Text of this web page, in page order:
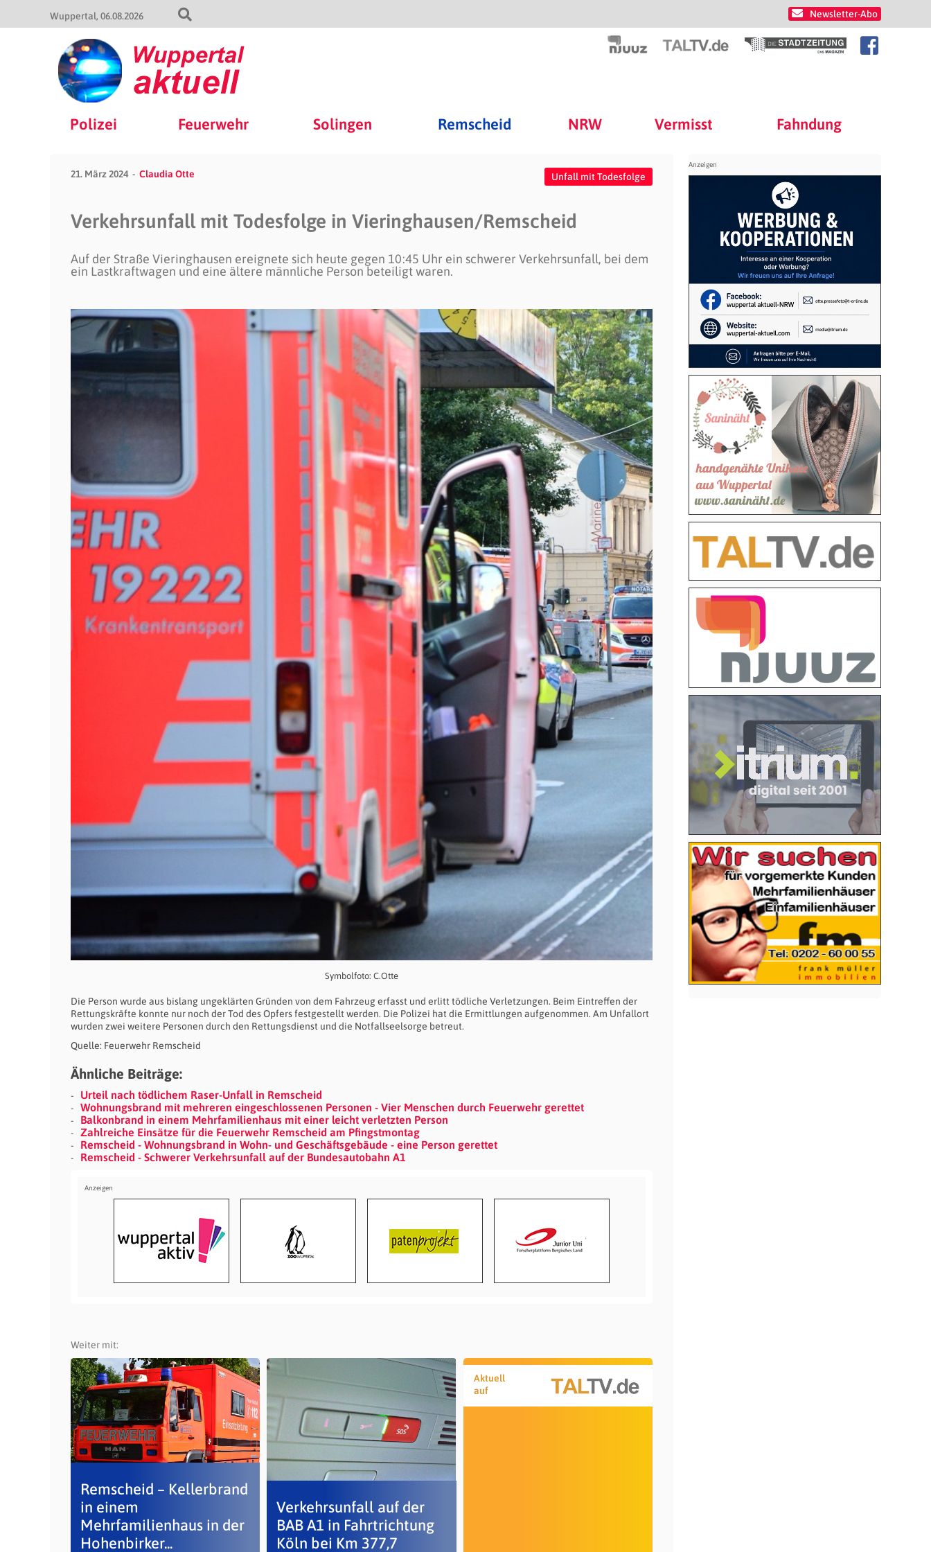
Wuppertal 06.08.2026 Newsletter-Abo
Polizei Feuerwehr Solingen Remscheid NRW Vermisst Fahndung
21. März 2024 Claudia Otte Unfall mit Todesfolge
Verkehrsunfall mit Todesfolge in Vieringhausen/Remscheid
Auf der Straße Vieringhausen ereignete sich heute gegen 10:45 Uhr ein schwerer Verkehrsunfall, bei dem
ein Lastkraftwagen und eine ältere männliche Person beteiligt waren.
Symbolfoto: C.Otte
Die Person wurde aus bislang ungeklärten Gründen von dem Fahrzeug erfasst und erlitt tödliche Verletzungen. Beim Eintreffen der
Rettungskräfte konnte nur noch der Tod des Opfers festgestellt werden. Die Polizei hat die Ermittlungen aufgenommen. Am Unfallort
wurden zwei weitere Personen durch den Rettungsdienst und die Notfallseelsorge betreut.
Quelle: Feuerwehr Remscheid
Ähnliche Beiträge:
Urteil nach tödlichem Raser-Unfall in Remscheid
Wohnungsbrand mit mehreren eingeschlossenen Personen - Vier Menschen durch Feuerwehr gerettet
Balkonbrand in einem Mehrfamilienhaus mit einer leicht verletzten Person
Zahlreiche Einsätze für die Feuerwehr Remscheid am Pfingstmontag
Remscheid - Wohnungsbrand in Wohn- und Geschäftsgebäude - eine Person gerettet
Remscheid - Schwerer Verkehrsunfall auf der Bundesautobahn A1
Weiter mit:
Remscheid – Kellerbrand
in einem
Mehrfamilienhaus in der
Hohenbirker...
Verkehrsunfall auf der
BAB A1 in Fahrtrichtung
Köln bei Km 377,7
Aktuell
auf